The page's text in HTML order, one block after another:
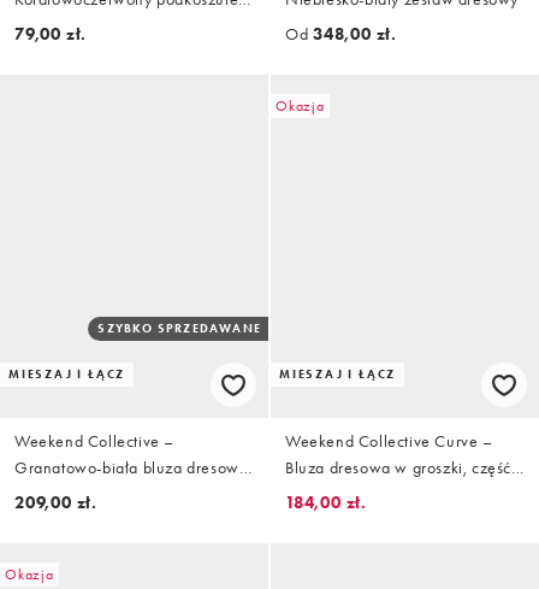
o fasonie bokserki z grafiką,
79,00 zł.
Od 348,00 zł.
MIESZAJ I ŁĄCZ
SZYBKO SPRZEDAWANE
Weekend Collective –
Granatowo-biała bluza dresowa,
część zestawu
209,00 zł.
Okazja
MIESZAJ I ŁĄCZ
Weekend Collective Curve –
Bluza dresowa w groszki, część
zestawu
184,00 zł.
Okazja